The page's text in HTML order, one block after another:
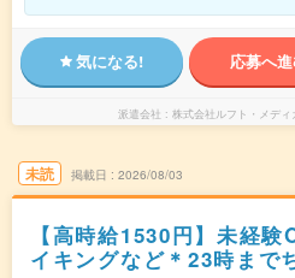
気になる! 応募へ
派遣会社 株式会社ルフト・メデ
未読 掲載日 2026/08/03
【高時給1530円】未経
イキングなど＊23時まで